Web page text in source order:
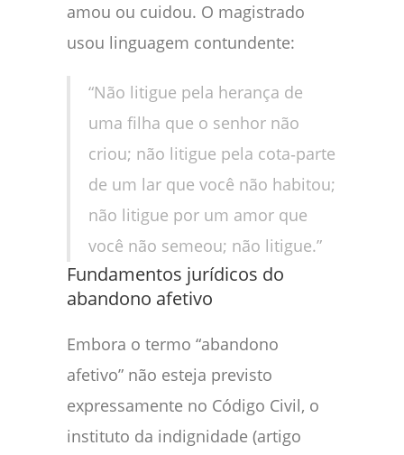
amou ou cuidou. O magistrado
usou linguagem contundente:
“Não litigue pela herança de
uma filha que o senhor não
criou; não litigue pela cota‑parte
de um lar que você não habitou;
não litigue por um amor que
você não semeou; não litigue.”
Fundamentos jurídicos do
abandono afetivo
Embora o termo “abandono
afetivo” não esteja previsto
expressamente no Código Civil, o
instituto da indignidade (artigo